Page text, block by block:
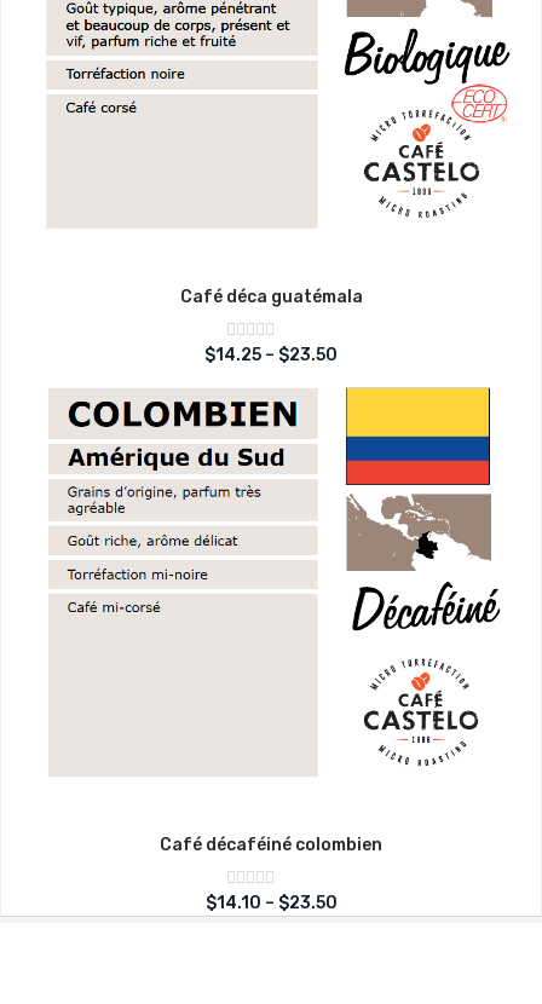
Café déca guatémala
Note
5
$14.25 – $23.50
Café décaféiné colombien
Note
0sur
$14.10 – $23.50